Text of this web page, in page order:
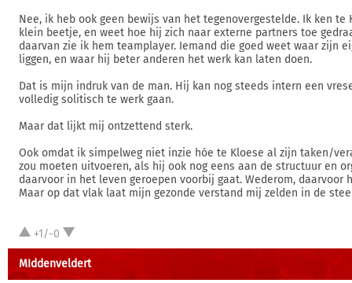
Nee, ik heb ook geen bewijs van het tegenovergestelde. Ik ken te
klein beetje, en weet hoe hij zich naar externe partners toe
daarvan zie ik hem teamplayer. Iemand die goed weet waar zijn
liggen, en waar hij beter anderen het werk kan laten doen.
Dat is mijn indruk van de man. Hij kan nog steeds intern een
volledig solitisch te werk gaan.
Maar dat lijkt mij ontzettend sterk.
Ook omdat ik simpelweg niet inzie hóe te Kloese al zijn taken/
zou moeten uitvoeren, als hij ook nog eens aan de structuur en
daarvoor in het leven geroepen voorbij gaat. Wederom, daarvoor
Maar op dat vlak laat mijn gezonde verstand mij zelden in de
+1/-0
MIddenveldert